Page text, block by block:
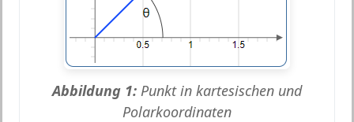
Abbildung 1: Punkt in kartesischen und
Polarkoordinaten